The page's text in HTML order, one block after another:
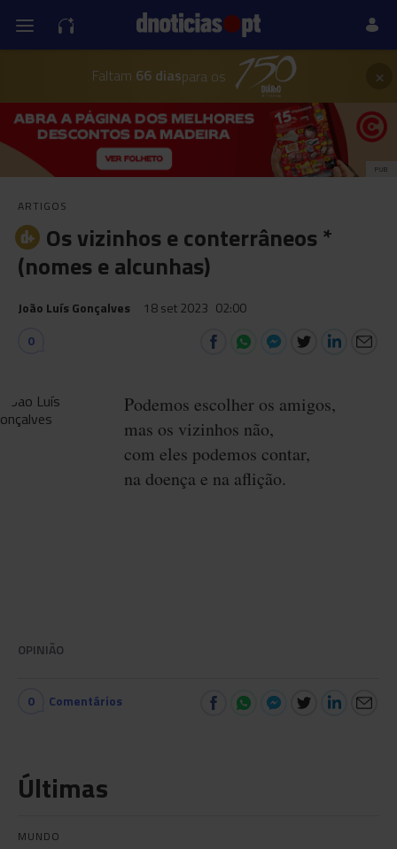
Faltam 66 diaspara os ×
PUB
ARTIGOS
Os vizinhos e conterrâneos *
(nomes e alcunhas)
João Luís Gonçalves 18 set 2023 02:00
0
Podemos escolher os amigos,
mas os vizinhos não,
com eles podemos contar,
na doença e na aflição.
OPINIÃO
0 Comentários
Últimas
MUNDO